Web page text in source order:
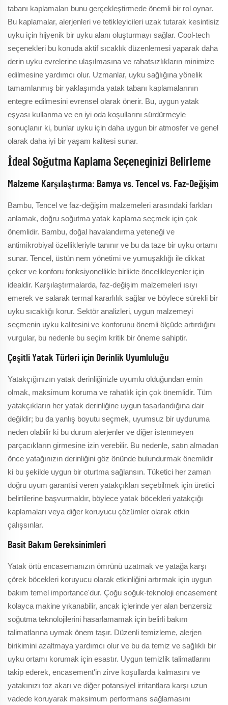
tabanı kaplamaları bunu gerçekleştirmede önemli bir rol oynar.
Bu kaplamalar, alerjenleri ve tetikleyicileri uzak tutarak kesintisiz
uyku için hijyenik bir uyku alanı oluşturmayı sağlar. Cool-tech
seçenekleri bu konuda aktif sıcaklık düzenlemesi yaparak daha
derin uyku evrelerine ulaşılmasına ve rahatsızlıkların minimize
edilmesine yardımcı olur. Uzmanlar, uyku sağlığına yönelik
tamamlanmış bir yaklaşımda yatak tabanı kaplamalarının
entegre edilmesini evrensel olarak önerir. Bu, uygun yatak
eşyası kullanma ve en iyi oda koşullarını sürdürmeyle
sonuçlanır ki, bunlar uyku için daha uygun bir atmosfer ve genel
olarak daha iyi bir yaşam kalitesi sunar.
İdeal Soğutma Kaplama Seçeneginizi Belirleme
Malzeme Karşılaştırma: Bamya vs. Tencel vs. Faz-Değişim
Bambu, Tencel ve faz-değişim malzemeleri arasındaki farkları
anlamak, doğru soğutma yatak kaplama seçmek için çok
önemlidir. Bambu, doğal havalandırma yeteneği ve
antimikrobiyal özellikleriyle tanınır ve bu da taze bir uyku ortamı
sunar. Tencel, üstün nem yönetimi ve yumuşaklığı ile dikkat
çeker ve konforu fonksiyonellikle birlikte öncelikleyenler için
idealdir. Karşılaştırmalarda, faz-değişim malzemeleri ısıyı
emerek ve salarak termal kararlılık sağlar ve böylece sürekli bir
uyku sıcaklığı korur. Sektör analizleri, uygun malzemeyi
seçmenin uyku kalitesini ve konforunu önemli ölçüde artırdığını
vurgular, bu nedenle bu seçim kritik bir öneme sahiptir.
Çeşitli Yatak Türleri için Derinlik Uyumluluğu
Yatakçığınızın yatak derinliğinizle uyumlu olduğundan emin
olmak, maksimum koruma ve rahatlık için çok önemlidir. Tüm
yatakçıkların her yatak derinliğine uygun tasarlandığına dair
değildir; bu da yanlış boyutu seçmek, uyumsuz bir uyduruma
neden olabilir ki bu durum alerjenler ve diğer istenmeyen
parçacıkların girmesine izin verebilir. Bu nedenle, satın almadan
önce yatağınızın derinliğini göz önünde bulundurmak önemlidir
ki bu şekilde uygun bir oturtma sağlansın. Tüketici her zaman
doğru uyum garantisi veren yatakçıkları seçebilmek için üretici
belirtilerine başvurmaldır, böylece yatak böcekleri yatakçığı
kaplamaları veya diğer koruyucu çözümler olarak etkin
çalışsınlar.
Basit Bakım Gereksinimleri
Yatak örtü encasemanızın ömrünü uzatmak ve yatağa karşı
çörek böcekleri koruyucu olarak etkinliğini artırmak için uygun
bakım temel importance'dur. Çoğu soğuk-teknoloji encasement
kolayca makine yıkanabilir, ancak içlerinde yer alan benzersiz
soğutma teknolojilerini hasarlamamak için belirli bakım
talimatlarına uymak önem taşır. Düzenli temizleme, alerjen
birikimini azaltmaya yardımcı olur ve bu da temiz ve sağlıklı bir
uyku ortamı korumak için esastır. Uygun temizlik talimatlarını
takip ederek, encasement'in zirve koşullarda kalmasını ve
yatakınızı toz akarı ve diğer potansiyel irritantlara karşı uzun
vadede koruyarak maksimum performans sağlamasını